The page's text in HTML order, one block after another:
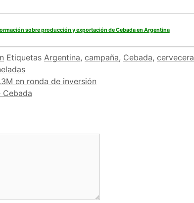
sobre producción y exportación de Cebada en Argentina
Etiquetas Argentina, campaña, Cebada, cervecera
en ronda de inversión